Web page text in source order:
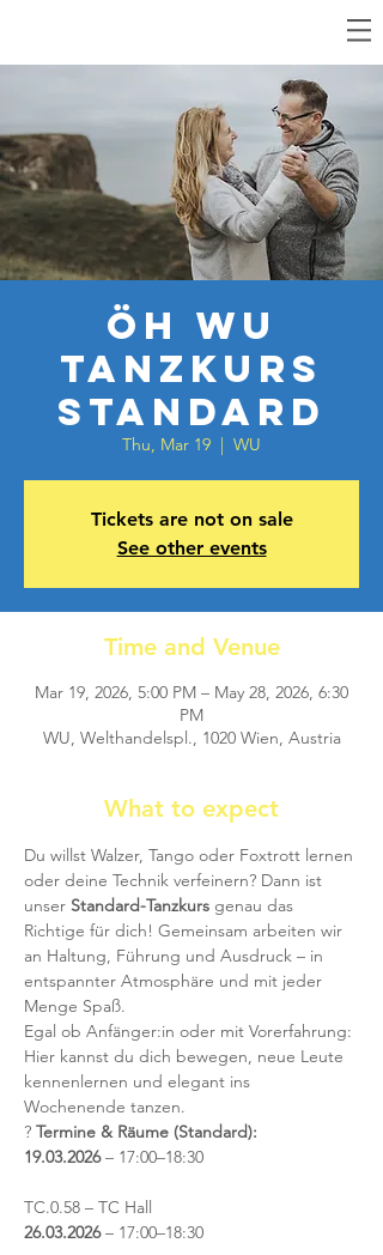
ÖH WU
Tanzkurs
Standard
Thu, Mar 19
  |
WU
Tickets are not on sale
See other events
Time and Venue
Mar 19, 2026, 5:00 PM – May 28, 2026, 6:30
PM
WU, Welthandelspl., 1020 Wien, Austria
What to expect
Du willst Walzer, Tango oder Foxtrott lernen
oder deine Technik verfeinern? Dann ist
unser Standard-Tanzkurs genau das
Richtige für dich! Gemeinsam arbeiten wir
an Haltung, Führung und Ausdruck – in
entspannter Atmosphäre und mit jeder
Menge Spaß.
Egal ob Anfänger:in oder mit Vorerfahrung:
Hier kannst du dich bewegen, neue Leute
kennenlernen und elegant ins
Wochenende tanzen.
? Termine & Räume (Standard):
19.03.2026 – 17:00–18:30
TC.0.58 – TC Hall
26.03.2026 – 17:00–18:30